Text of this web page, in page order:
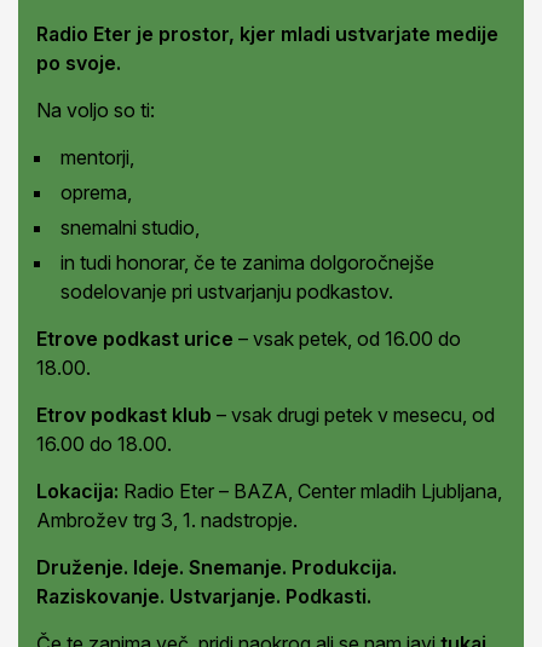
Radio Eter je prostor, kjer mladi ustvarjate medije
po svoje.
Na voljo so ti:
mentorji,
oprema,
snemalni studio,
in tudi honorar, če te zanima dolgoročnejše
sodelovanje pri ustvarjanju podkastov.
Etrove podkast urice – vsak petek, od 16.00 do
18.00.
Etrov podkast klub – vsak drugi petek v mesecu, od
16.00 do 18.00.
Lokacija: Radio Eter – BAZA, Center mladih Ljubljana,
Ambrožev trg 3, 1. nadstropje.
Druženje. Ideje. Snemanje. Produkcija.
Raziskovanje. Ustvarjanje. Podkasti.